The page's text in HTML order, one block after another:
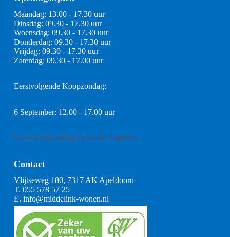
Maandag: 13.00 - 17.30 uur
Dinsdag: 09.30 - 17.30 uur
Woensdag: 09.30 - 17.30 uur
Donderdag: 09.30 - 17.30 uur
Vrijdag: 09.30 - 17.30 uur
Zaterdag: 09.30 - 17.00 uur
Eerstvolgende Koopzondag:
6 September: 12.00 - 17.00 uur
Geen Koopzondag in Juli & Augustus
Contact
Vlijtseweg 180, 7317 AK Apeldoorn
T. 055 578 57 25
E. info@middelink-wonen.nl